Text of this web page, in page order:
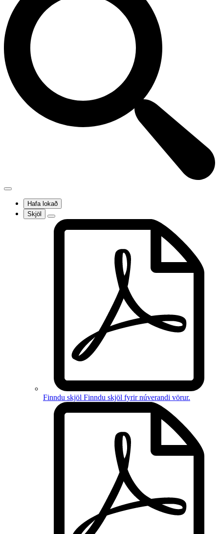
Hafa lokað
Skjöl
Finndu skjöl Finndu skjöl fyrirnúverandi vörur.